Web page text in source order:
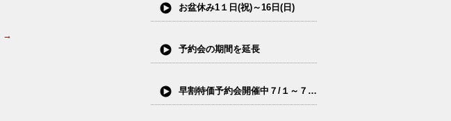
→
お盆休み1１日(祝)～16日(日)
予約会の期間を延長
早割特価予約会開催中７/１～７/15(水)